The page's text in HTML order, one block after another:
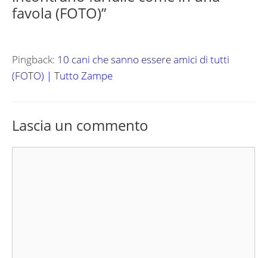
favola (FOTO)”
Pingback: 10 cani che sanno essere amici di tutti
(FOTO) | Tutto Zampe
Lascia un commento